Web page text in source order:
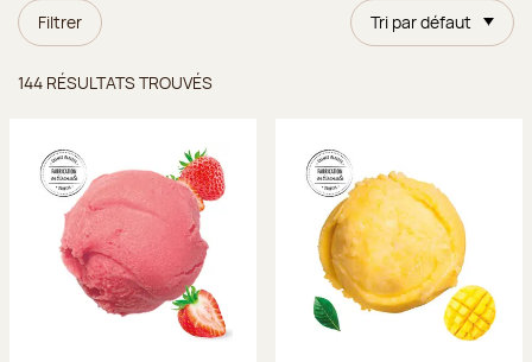
Filtrer Tri par défaut
144 RÉSULTATS TROUVÉS